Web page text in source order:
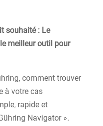
souhaité : Le
meilleur outil pour
comment trouver
à votre cas
rapide et
Navigator ».